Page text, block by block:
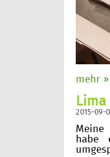
mehr »
2015-09-
Meine
habe